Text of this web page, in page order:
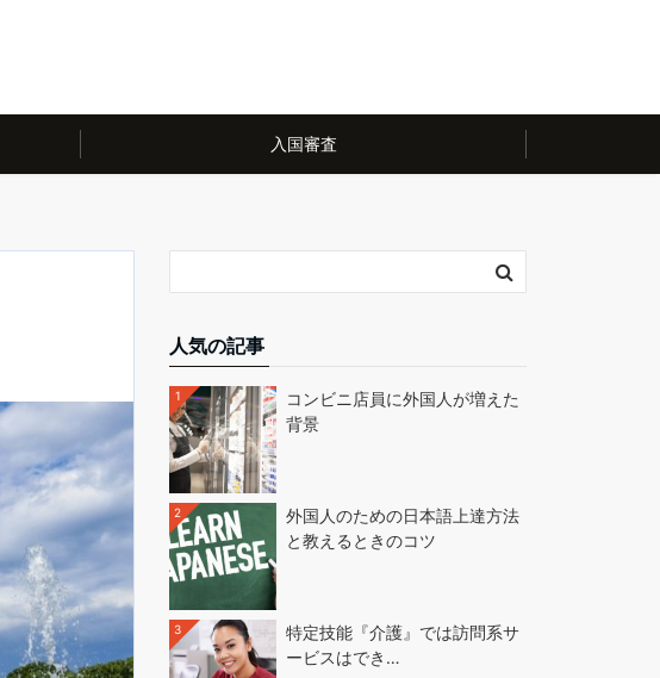
入国審査
人気の記事
1
コンビニ店員に外国人が増えた
背景
2
外国人のための日本語上達方法
と教えるときのコツ
3
特定技能『介護』では訪問系サ
ービスはでき…